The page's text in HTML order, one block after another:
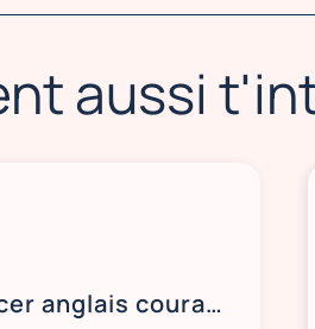
aussi
Hospitality officer anglais courant H/F - CDI tps partiel 26,25h AM - 75008